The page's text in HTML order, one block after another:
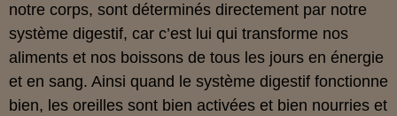
notre corps, sont déterminés directement par notre
système digestif, car c’est lui qui transforme nos
aliments et nos boissons de tous les jours en énergie
et en sang. Ainsi quand le système digestif fonctionne
bien, les oreilles sont bien activées et bien nourries et